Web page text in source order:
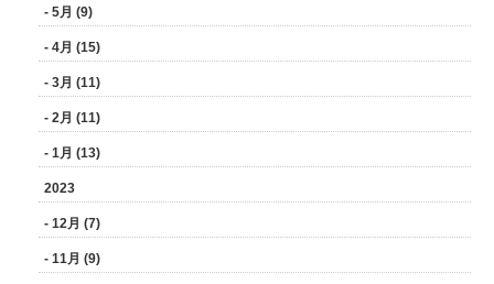
- 5月 (9)
- 4月 (15)
- 3月 (11)
- 2月 (11)
- 1月 (13)
2023
- 12月 (7)
- 11月 (9)